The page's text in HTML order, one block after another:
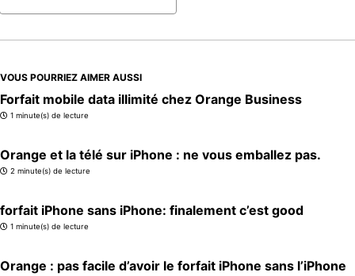
VOUS POURRIEZ AIMER AUSSI
Forfait mobile data illimité chez Orange Business
1 minute(s) de lecture
Orange et la télé sur iPhone : ne vous emballez pas.
2 minute(s) de lecture
forfait iPhone sans iPhone: finalement c’est good
1 minute(s) de lecture
Orange : pas facile d’avoir le forfait iPhone sans l’iPhone